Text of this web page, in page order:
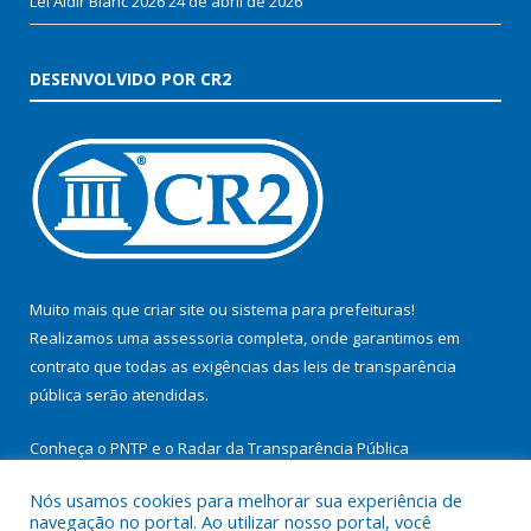
DESENVOLVIDO POR CR2
Muito mais que criar site ou sistema para prefeituras!
Realizamos uma assessoria completa, onde garantimos em
contrato que todas as exigências das leis de transparência
pública serão atendidas.
Conheça o PNTP e o Radar da Transparência Pública
Nós usamos cookies para melhorar sua experiência de
navegação no portal. Ao utilizar nosso portal, você